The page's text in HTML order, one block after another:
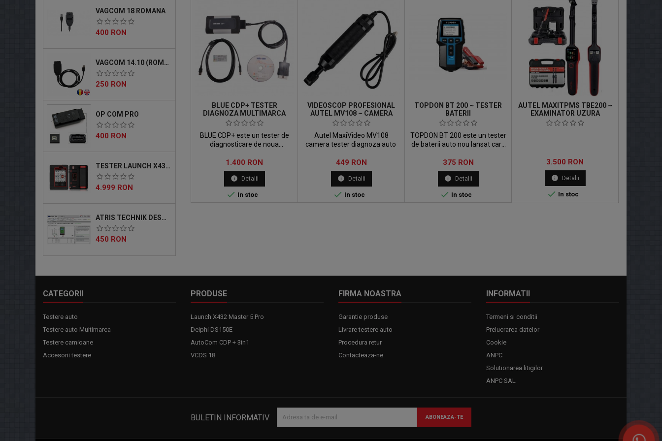
VAGCOM 18 ROMANA
Pret
400 RON
VAGCOM 14.10 (ROMANA)
Pret
250 RON
OP COM PRO
Pret
400 RON
TESTER LAUNCH X431 MASTER 5 PRO
Pret
4.999 RON
ATRIS TECHNIK DESCARCABIL
Pret
450 RON
BLUE CDP+ TESTER
DIAGNOZA MULTIMARCA
BLUE CDP+ este un tester de
diagnosticare de noua
capabilitati si cu o performanta
imbunatatita datorita unui
hardware mai puternic.
Pret
1.400 RON
info Detalii
 In stoc
VIDEOSCOP PROFESIONAL
AUTEL MV108 ~ CAMERA
AUTO
Autel MaxiVideo MV108
camera tester diagnoza auto
Pret
449 RON
info Detalii
 In stoc
TOPDON BT 200 ~ TESTER
BATERII
TOPDON BT 200 este un tester
de baterii auto nou lansat care
pentru cei care trebuie sa
testeze bateriile de 12V.
Pret
375 RON
info Detalii
 In stoc
AUTEL MAXITPMS TBE200 ~
EXAMINATOR UZURA
ANVELOPE
Pret
3.500 RON
info Detalii
 In stoc
CATEGORII
Testere auto
Testere auto Multimarca
Testere camioane
Accesorii testere
PRODUSE
Launch X432 Master 5 Pro
Delphi DS150E
AutoCom CDP + 3in1
VCDS 18
FIRMA NOASTRA
Garantie produse
Livrare testere auto
Procedura retur
Contacteaza-ne
INFORMATII
Termeni si conditii
Prelucrarea datelor
Cookie
ANPC
Solutionarea litigilor
ANPC SAL
BULETIN INFORMATIV